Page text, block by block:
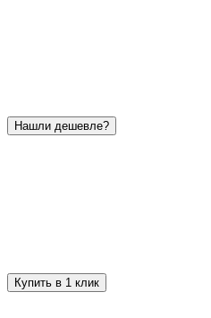
Нашли дешевле?
Купить в 1 клик